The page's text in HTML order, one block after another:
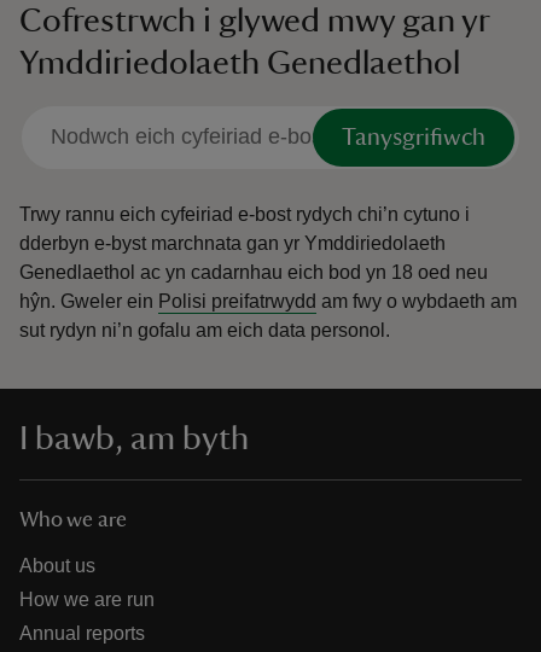
Cofrestrwch i glywed mwy gan yr
Ymddiriedolaeth Genedlaethol
Tanysgrifiwch
Trwy rannu eich cyfeiriad e-bost rydych chi’n cytuno i
dderbyn e-byst marchnata gan yr Ymddiriedolaeth
Genedlaethol ac yn cadarnhau eich bod yn 18 oed neu
hŷn. Gweler ein Polisi preifatrwydd am fwy o wybdaeth am
sut rydyn ni’n gofalu am eich data personol.
I bawb, am byth
Who we are
About us
How we are run
Annual reports